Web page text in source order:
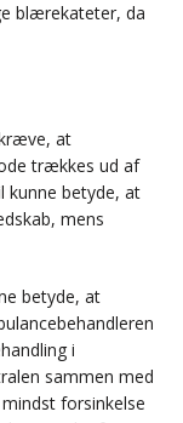
blærekateter, da
at
trækkes ud af
kunne betyde, at
mens
betyde, at
i
sammen med
forsinkelse